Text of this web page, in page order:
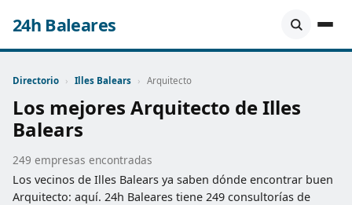
24h Baleares
Directorio › Illes Balears › Arquitecto
Los mejores Arquitecto de Illes
Balears
249 empresas encontradas
Los vecinos de Illes Balears ya saben dónde encontrar buen
Arquitecto: aquí. 24h Baleares tiene 249 consultorías de